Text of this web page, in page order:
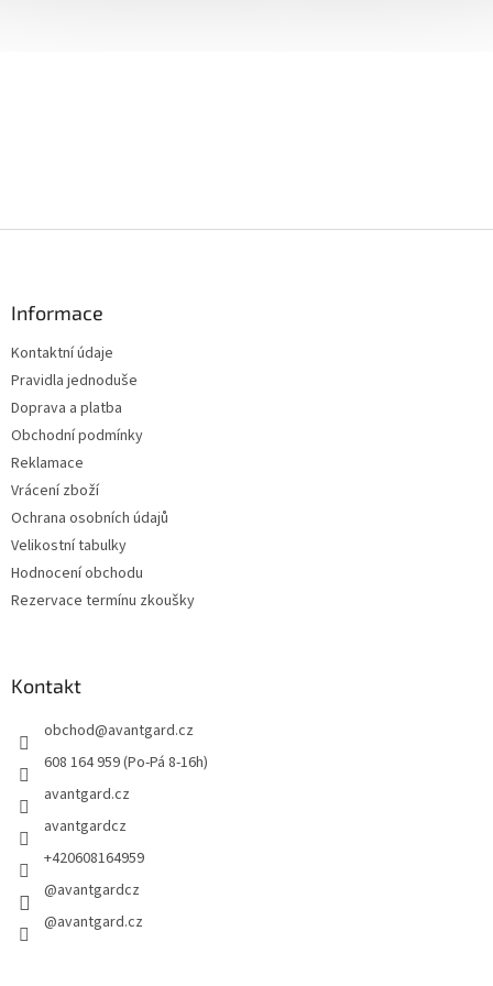
Informace
Kontaktní údaje
Pravidla jednoduše
Doprava a platba
Obchodní podmínky
Reklamace
Vrácení zboží
Ochrana osobních údajů
Velikostní tabulky
Hodnocení obchodu
Rezervace termínu zkoušky
Kontakt
obchod@avantgard.cz
608 164 959 (Po-Pá 8-16h)
avantgard.cz
avantgardcz
+420608164959
@avantgardcz
@avantgard.cz